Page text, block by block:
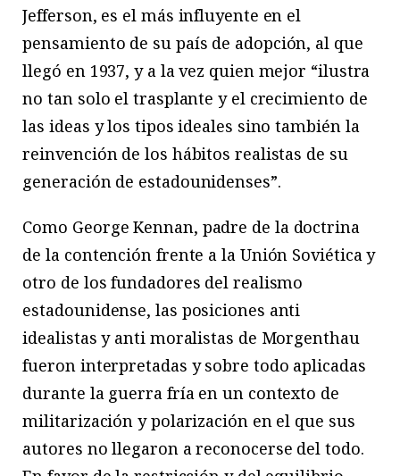
Jefferson, es el más influyente en el
pensamiento de su país de adopción, al que
llegó en 1937, y a la vez quien mejor “ilustra
no tan solo el trasplante y el crecimiento de
las ideas y los tipos ideales sino también la
reinvención de los hábitos realistas de su
generación de estadounidenses”.
Como George Kennan, padre de la doctrina
de la contención frente a la Unión Soviética y
otro de los fundadores del realismo
estadounidense, las posiciones anti
idealistas y anti moralistas de Morgenthau
fueron interpretadas y sobre todo aplicadas
durante la guerra fría en un contexto de
militarización y polarización en el que sus
autores no llegaron a reconocerse del todo.